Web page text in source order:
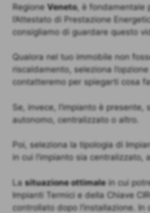
Regione Veneto, è fondamentale
l’Attestato di Prestazione
consigliamo di guardare questo
Qualora nel tuo immobile non
riscaldamento, seleziona l’opzione
contatteremo per spiegarti cosa
Se, invece, l’impianto è
autonomo, centralizzato o altro.
Poi, seleziona la tipologia di
in cui l’impianto sia
La situazione ottimalein cui
Impianti Termici e della Chiave
controllato dopo l’installazione. In